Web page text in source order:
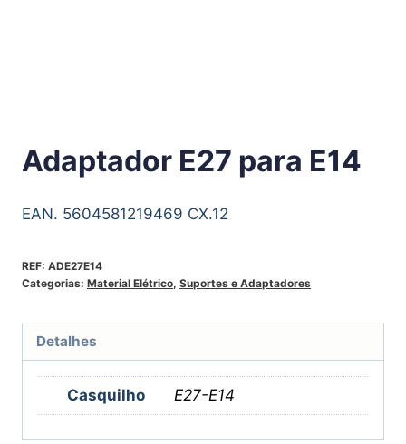
Adaptador E27 para E14
EAN. 5604581219469 CX.12
REF: ADE27E14
Categorias: Material Elétrico, Suportes e Adaptadores
Detalhes
Casquilho E27-E14